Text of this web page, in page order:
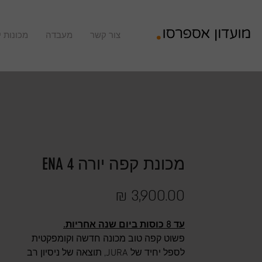
צור קשר מעבדה מכונות
מכונת קפה יורה ENA 4
עד 8 כוסות ביום שנה אחריות.
פשוט קפה טוב מכונה חדשה וקומפקטית
לספל יחיד של JURA, תוצאה של ניסיון רב